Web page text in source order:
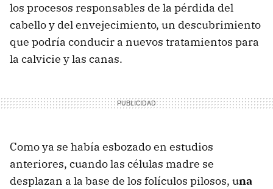
los procesos responsables de la pérdida del
cabello y del envejecimiento, un descubrimiento
que podría conducir a nuevos tratamientos para
la calvicie y las canas.
Como ya se había esbozado en estudios
anteriores, cuando las células madre se
desplazan a la base de los folículos pilosos, una